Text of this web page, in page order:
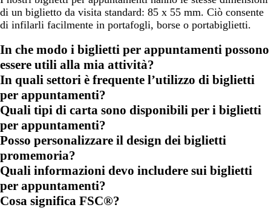
di un biglietto da visita standard: 85 x 55 mm. Ciò consente
di infilarli facilmente in portafogli, borse o portabiglietti.
In che modo i biglietti per appuntamenti possono
essere utili alla mia attività?
In quali settori è frequente l’utilizzo di biglietti
per appuntamenti?
Quali tipi di carta sono disponibili per i biglietti
per appuntamenti?
Posso personalizzare il design dei biglietti
promemoria?
Quali informazioni devo includere sui biglietti
per appuntamenti?
Cosa significa FSC®?